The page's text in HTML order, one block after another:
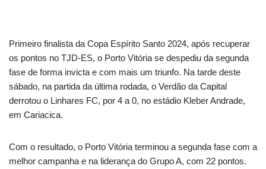
Primeiro finalista da Copa Espírito Santo 2024, após recuperar
os pontos no TJD-ES, o Porto Vitória se despediu da segunda
fase de forma invicta e com mais um triunfo. Na tarde deste
sábado, na partida da última rodada, o Verdão da Capital
derrotou o Linhares FC, por 4 a 0, no estádio Kleber Andrade,
em Cariacica.
Com o resultado, o Porto Vitória terminou a segunda fase com a
melhor campanha e na liderança do Grupo A, com 22 pontos.